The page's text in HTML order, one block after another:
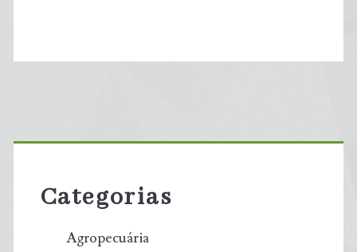
Primary
Sidebar
Categorias
Agropecuária